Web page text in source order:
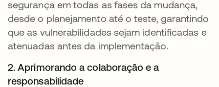
segurança em todas as fases da mudança,
desde o planejamento até o teste, garantindo
que as vulnerabilidades sejam identificadas e
atenuadas antes da implementação.
2. Aprimorando a colaboração e a
responsabilidade